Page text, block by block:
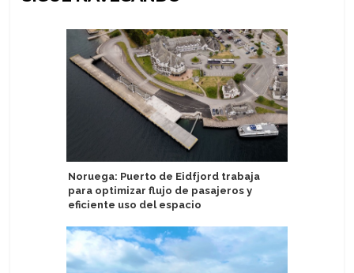
Noruega: Puerto de Eidfjord trabaja
para optimizar flujo de pasajeros y
eficiente uso del espacio